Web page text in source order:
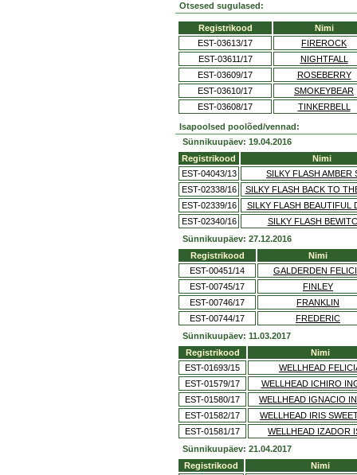
Otsesed sugulased:
Registrikood
Nimi
EST-03613/17
FIREROCK
EST-03611/17
NIGHTFALL
EST-03609/17
ROSEBERRY
EST-03610/17
SMOKEYBEAR
EST-03608/17
TINKERBELL
Isapoolsed poolõed/vennad:
Sünnikuupäev: 19.04.2016
Registrikood
Nimi
EST-04043/13
SILKY FLASH AMBER
EST-02338/16
SILKY FLASH BACK TO
EST-02339/16
SILKY FLASH BEAUTIFUL
EST-02340/16
SILKY FLASH
Sünnikuupäev: 27.12.2016
Registrikood
Nimi
EST-00451/14
GALDERDEN
EST-00745/17
FINLEY
EST-00746/17
FRANKLIN
EST-00744/17
FREDERIC
Sünnikuupäev: 11.03.2017
Registrikood
Nimi
EST-01693/15
WELLHEAD
EST-01579/17
WELLHEAD ICHIRO
EST-01580/17
WELLHEAD IGNACIO
EST-01582/17
WELLHEAD IRIS
EST-01581/17
WELLHEAD IZADOR
Sünnikuupäev: 21.04.2017
Registrikood
Nimi